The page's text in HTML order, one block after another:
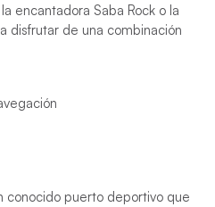
encantadora Saba Rock o la
disfrutar de una combinación
conocido puerto deportivo que